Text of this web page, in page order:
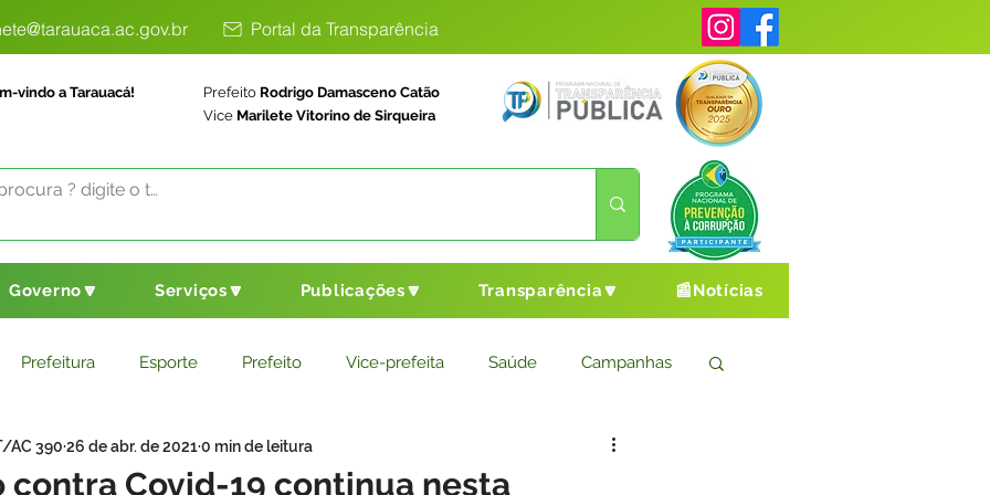
Portal da Transparência
vindo a Tarauacá! Prefeito Rodrigo Damasceno Catão
Vice Marilete Vitorino de Sirqueira
Governo🔽 Serviços🔽 Publicações🔽 Transparência🔽 📰Notícias
Prefeitura Esporte Prefeito Vice-prefeita Saúde Campanhas
Saneamento Básico Agricultura Cultura e Esporte
contra Covid-19 continua nesta
AC 390 26 de abr. de 20210 min de leitura